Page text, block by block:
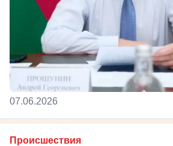
07.06.2026
Происшествия